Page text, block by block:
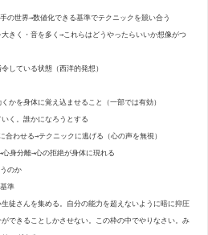
世界→数値化できる基準でテクニックを競い合う
きく・音を多く→これらはどうやったらいいか想像がつ
している状態（西洋的発想）
かを身体に覚え込ませること（一部では有効）
く。誰かになろうとする
わせる→テクニックに逃げる（心の声を無視）
身分離→心の拒絶が身体に現れる
のか
準
徒さんを集める。自分の能力を超えないように暗に抑圧
できることしかさせない。この枠の中でやりなさい。み